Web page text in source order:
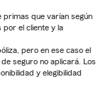
primas que varían según
por el cliente y la
pero en ese caso el
seguro no aplicará. Los
y elegibilidad